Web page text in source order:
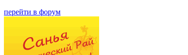
перейти в форум